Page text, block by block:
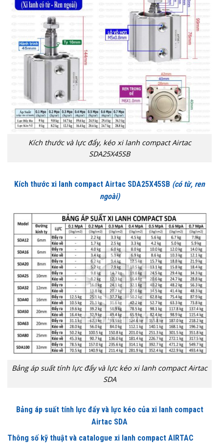
Kích thước và lực đẩy, kéo xi lanh compact Airtac
SDA25X45SB
Kích thước xi lanh compact Airtac SDA25X45SB (có từ, ren
ngoài)
Bảng áp suất tính lực đẩy và lực kéo xi lanh compact Airtac
SDA
Bảng áp suất tính lực đẩy và lực kéo của xi lanh compact
Airtac SDA
Thông số kỹ thuật và catalogue xi lanh compact AIRTAC